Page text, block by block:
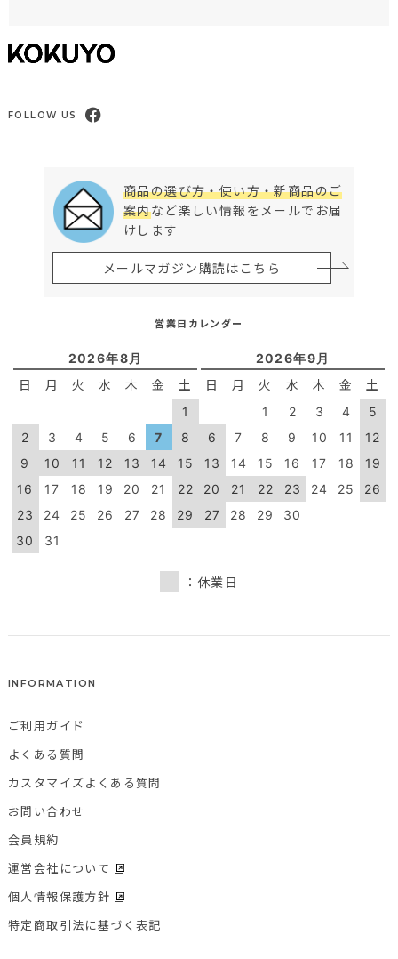
FOLLOW US
商品の選び方・使い方・新商品のご
案内など楽しい情報をメールでお届
けします
メールマガジン購読はこちら
営業日カレンダー
2026年8月
日 月 火 水 木 金 土
1
2
3 4 5 6 7
8
9
10 11 12 13 14
15
16
17 18 19 20 21
22
23
24 25 26 27 28
29
30
31
2026年9月
日 月 火 水 木 金 土
1 2 3 4
5
6
7 8 9 10 11
12
13
14 15 16 17 18
19
20
21 22 23 24 25
26
27
28 29 30
：休業日
INFORMATION
ご利用ガイド
よくある質問
カスタマイズよくある質問
お問い合わせ
会員規約
運営会社について
個人情報保護方針
特定商取引法に基づく表記